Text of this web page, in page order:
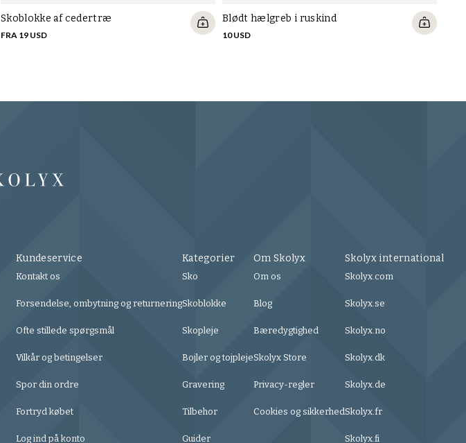
Skoblokke af cedertræ
FRA 19 USD
Blødt hælgreb i ruskind
10 USD
Kundeservice
Kontakt os
Forsendelse, ombytning og returnering
Ofte stillede spørgsmål
Vilkår og betingelser
Spor din ordre
Fortryd købet
Log ind på konto
Kategorier
Sko
Skoblokke
Skopleje
Bojler og tojpleje
Gravering
Tilbehor
Guider
Om Skolyx
Om os
Blog
Bæredygtighed
Skolyx Store
Privacy-regler
Cookies og sikkerhed
Skolyx international
Skolyx.com
Skolyx.se
Skolyx.no
Skolyx.dk
Skolyx.de
Skolyx.fr
Skolyx.fi